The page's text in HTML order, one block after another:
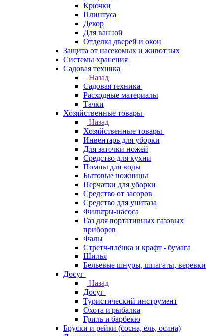
Крючки
Плинтуса
Декор
Для ванной
Отделка дверей и окон
Защита от насекомых и животных
Системы хранения
Садовая техника
Назад
Садовая техника
Расходные материалы
Тачки
Хозяйственные товары
Назад
Хозяйственные товары
Инвентарь для уборки
Для заточки ножей
Средство для кухни
Помпы для воды
Бытовые ножницы
Перчатки для уборки
Средство от засоров
Средство для унитаза
Фильтры-насоса
Газ для портативных газовых
приборов
Фалы
Стретч-плёнка и крафт - бумага
Шилья
Бельевые шнуры, шпагаты, веревки
Досуг
Назад
Досуг
Туристический инструмент
Охота и рыбалка
Гриль и барбекю
Бруски и рейки (сосна, ель, осина)